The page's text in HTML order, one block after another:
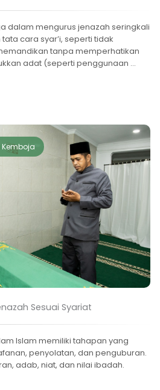
dalam mengurus jenazah seringkali
cara syar’i, seperti tidak
tanpa memperhatikan
adat (seperti penggunaan ...
Sesuai Syariat
Islam memiliki tahapan yang
penyolatan, dan penguburan.
adab, niat, dan nilai ibadah.